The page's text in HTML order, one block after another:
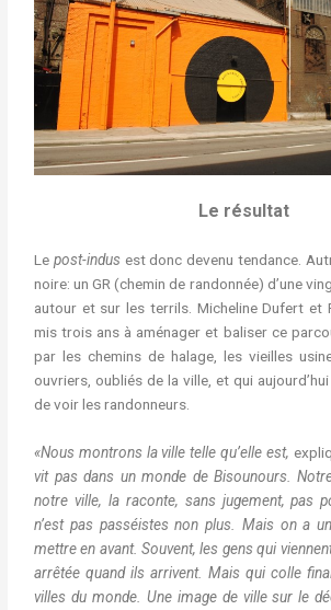
Le résultat
Le post-indus est donc devenu tendance.
noire: un GR (chemin de randonnée) d’une
autour et sur les terrils. Micheline Dufert et
mis trois ans à aménager et baliser ce
par les chemins de halage, les vieilles
ouvriers, oubliés de la ville, et qui
de voir les randonneurs.
«Nous montrons la ville telle qu’elle est,
vit pas dans un monde de Bisounours.
notre ville, la raconte, sans jugement, pas
n’est pas passéistes non plus. Mais on a
mettre en avant. Souvent, les gens qui
arrêtée quand ils arrivent. Mais qui colle
villes du monde. Une image de ville sur le